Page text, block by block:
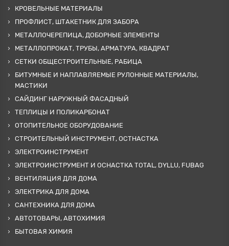
КРОВЕЛЬНЫЕ МАТЕРИАЛЫ
ПРОФЛИСТ, ШТАКЕТНИК ДЛЯ ЗАБОРА
МЕТАЛЛОЧЕРЕПИЦА, ДОБОРНЫЕ ЭЛЕМЕНТЫ
МЕТАЛЛОПРОКАТ, ТРУБЫ, АРМАТУРА, КВАДРАТ
СЕТКИ ОБЩЕСТРОИТЕЛЬНЫЕ, РАБИЦА
БИТУМНЫЕ И НАПЛАВЛЯЕМЫЕ РУЛОННЫЕ МАТЕРИАЛЫ,
МАСТИКИ
САЙДИНГ НАРУЖНЫЙ ФАСАДНЫЙ
ТЕПЛИЦЫ И ПОЛИКАРБОНАТ
ОТОПИТЕЛЬНОЕ ОБОРУДОВАНИЕ
СТРОИТЕЛЬНЫЙ ИНСТРУМЕНТ, ОСТНАСТКА
ЭЛЕКТРОИНСТРУМЕНТ
ЭЛЕКТРОИНСТРУМЕНТ И ОСНАСТКА TOTAL, DYLLU, FUBAG
ВЕНТИЛЯЦИЯ ДЛЯ ДОМА
ЭЛЕКТРИКА ДЛЯ ДОМА
САНТЕХНИКА ДЛЯ ДОМА
АВТОТОВАРЫ, АВТОХИМИЯ
БЫТОВАЯ ХИМИЯ